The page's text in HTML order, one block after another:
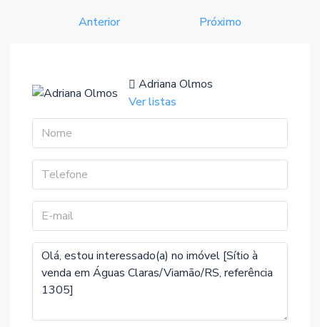
Anterior Próximo
Adriana Olmos
Ver listas